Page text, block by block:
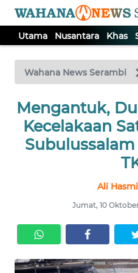
Utama Nusantara Khas
Wahana News Serambi
Mengantuk,
Kecelakaan
Ali
Jumat, 10
TV
Tutup
UTAMA
NUSANTARA
SERBI
HUKRIM